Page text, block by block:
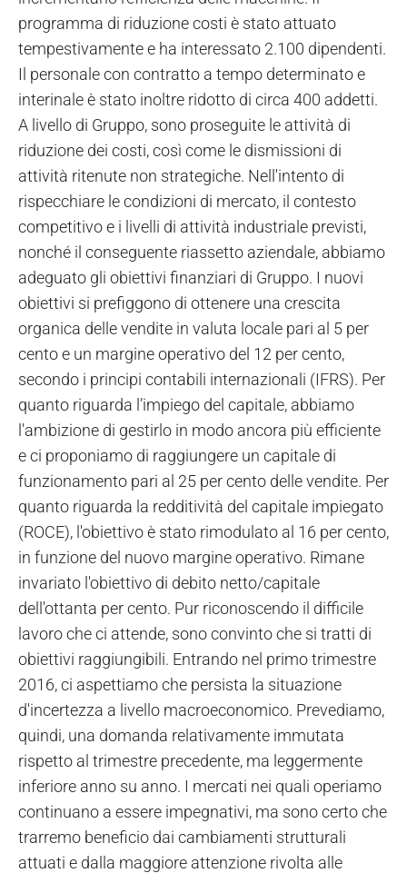
programma di riduzione costi è stato attuato
tempestivamente e ha interessato 2.100 dipendenti.
Il personale con contratto a tempo determinato e
interinale è stato inoltre ridotto di circa 400 addetti.
A livello di Gruppo, sono proseguite le attività di
riduzione dei costi, così come le dismissioni di
attività ritenute non strategiche. Nell'intento di
rispecchiare le condizioni di mercato, il contesto
competitivo e i livelli di attività industriale previsti,
nonché il conseguente riassetto aziendale, abbiamo
adeguato gli obiettivi finanziari di Gruppo. I nuovi
obiettivi si prefiggono di ottenere una crescita
organica delle vendite in valuta locale pari al 5 per
cento e un margine operativo del 12 per cento,
secondo i principi contabili internazionali (IFRS). Per
quanto riguarda l’impiego del capitale, abbiamo
l'ambizione di gestirlo in modo ancora più efficiente
e ci proponiamo di raggiungere un capitale di
funzionamento pari al 25 per cento delle vendite. Per
quanto riguarda la redditività del capitale impiegato
(ROCE), l'obiettivo è stato rimodulato al 16 per cento,
in funzione del nuovo margine operativo. Rimane
invariato l'obiettivo di debito netto/capitale
dell'ottanta per cento. Pur riconoscendo il difficile
lavoro che ci attende, sono convinto che si tratti di
obiettivi raggiungibili. Entrando nel primo trimestre
2016, ci aspettiamo che persista la situazione
d'incertezza a livello macroeconomico. Prevediamo,
quindi, una domanda relativamente immutata
rispetto al trimestre precedente, ma leggermente
inferiore anno su anno. I mercati nei quali operiamo
continuano a essere impegnativi, ma sono certo che
trarremo beneficio dai cambiamenti strutturali
attuati e dalla maggiore attenzione rivolta alle